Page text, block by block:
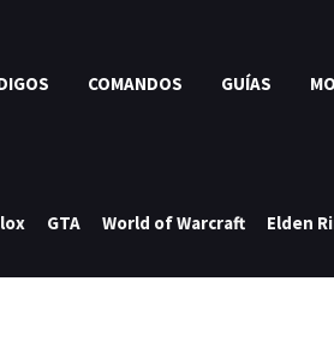
COMANDOS GUÍAS
GTA World of Warcraft Elden